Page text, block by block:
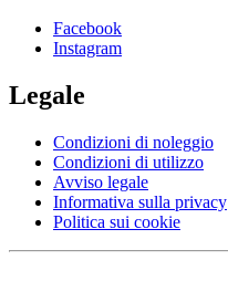
Facebook
Instagram
Legale
Condizioni di noleggio
Condizioni di utilizzo
Avviso legale
Informativa sulla privacy
Politica sui cookie